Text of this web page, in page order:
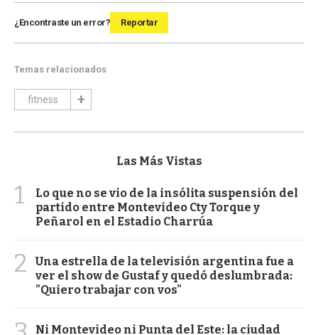
¿Encontraste un error? Reportar
Temas relacionados
fitness
Las Más Vistas
1
Lo que no se vio de la insólita suspensión del
partido entre Montevideo Cty Torque y
Peñarol en el Estadio Charrúa
2
Una estrella de la televisión argentina fue a
ver el show de Gustaf y quedó deslumbrada:
"Quiero trabajar con vos"
Ni Montevideo ni Punta del Este: la ciudad